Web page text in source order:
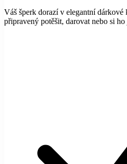
Váš šperk dorazí v elegantní
připravený potěšit, darovat nebo si